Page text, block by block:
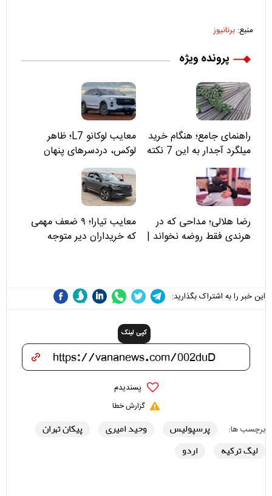
منبع: برنانیوز
پرونده ویژه
راهنمای جامع؛ هنگام خرید
میلگرد آجدار به این 7 نکته
توجه کنید
معایب لوکانو L7؛ ظاهر
لوکس، دردسرهای پنهان
رضا هلالی؛ مداحی که در
هرندی فقط روضه نخواند |
معایب تیارا؛ ۹ ضعف مهمی
که خریداران دیر متوجه
این خبر را به اشتراک بگذارید:
کپی لینک
پسندیدم
گزارش خطا
برچسب ها: پرسپولیس وحید امیری
پیکان تهران
لیگ ترکیه
اردو